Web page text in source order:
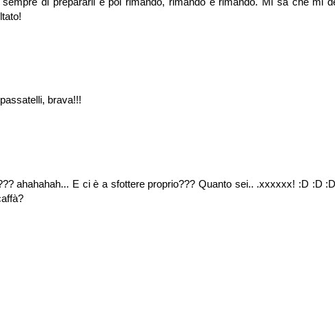
brava!!!
ahahahah... E ci è a sfottere proprio??? Quanto sei.. .xxxxxx! :D :D